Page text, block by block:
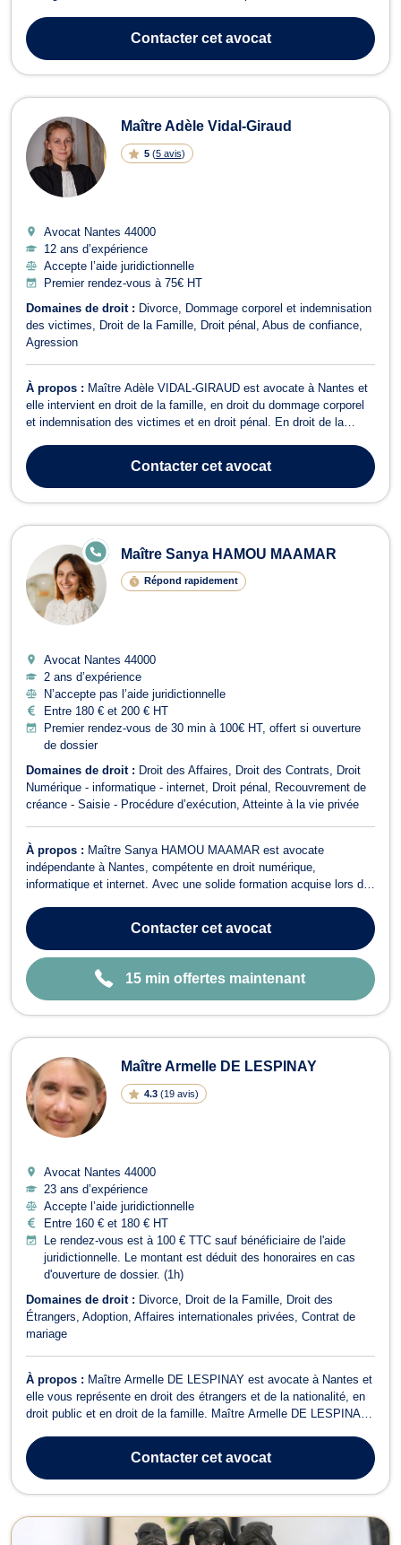
d’exécution. D’abord, concernant le droit commercial, des affaires ,
cet avocat es...
Contactercet avocat
Maître Adèle Vidal-Giraud
5 (5 avis)
Avocat Nantes 44000
12 ans d’expérience
Accepte l’aide juridictionnelle
Premier rendez-vous à 75€ HT
Domaines de droit : Divorce
Dommage corporel et indemnisation
des victimes
Droit de la Famille Droit pénal
Abus de confiance
Agression
À propos : Maître Adèle VIDAL-GIRAUD est avocate à Nantes et
elle intervient en droit de la famille, en droit du dommage corporel
et indemnisation des victimes et en droit pénal. En droit de la
accompagne tout le long de votre procédure de divorce par
consentement mutuel ou divorce c...
Contactercet avocat
Maître Sanya HAMOU MAAMAR
Répond rapidement
E
N
LI
G
N
E
Avocat Nantes 44000
2 ans d’expérience
N’accepte pas l’aide juridictionnelle
Entre 180 € et 200 € HT
Premier rendez-vous de 30 min à 100€ HT, offert si ouverture
de dossier
Domaines de droit : Droit des Affaires Droit des Contrats
Droit
Numérique - informatique - internet
Droit pénal
Recouvrement de
créance - Saisie - Procédure d’exécution Atteinte à la vie privée
À propos : Maître Sanya HAMOU MAAMAR est avocate
indépendante à Nantes, compétente en droit numérique,
informatique et internet. Avec une solide formation acquise lors de
disposition son expertise pour naviguer dans le monde complexe
du droit numérique. En tant qu'avocate de c...
Contactercet avocat
15 min offertes maintenant
Maître Armelle DE LESPINAY
4.3 (19 avis)
Avocat Nantes 44000
23 ans d’expérience
Accepte l’aide juridictionnelle
Entre 160 € et 180 € HT
Le rendez-vous est à 100 € TTC sauf bénéficiaire de l'aide
juridictionnelle. Le montant est déduit des honoraires en cas
d'ouverture de dossier. (1h)
Domaines de droit : Divorce Droit de la Famille
Droit des
Étrangers Adoption Affaires internationales privées Contrat de
mariage
À propos : Maître Armelle DE LESPINAY est avocate à Nantes et
elle vous représente en droit des étrangers et de la nationalité, en
droit public et en droit de la famille. Maître Armelle DE LESPINAY
des conseils dans le cadre des demandes de régularisations ou de
natur...
Contactercet avocat